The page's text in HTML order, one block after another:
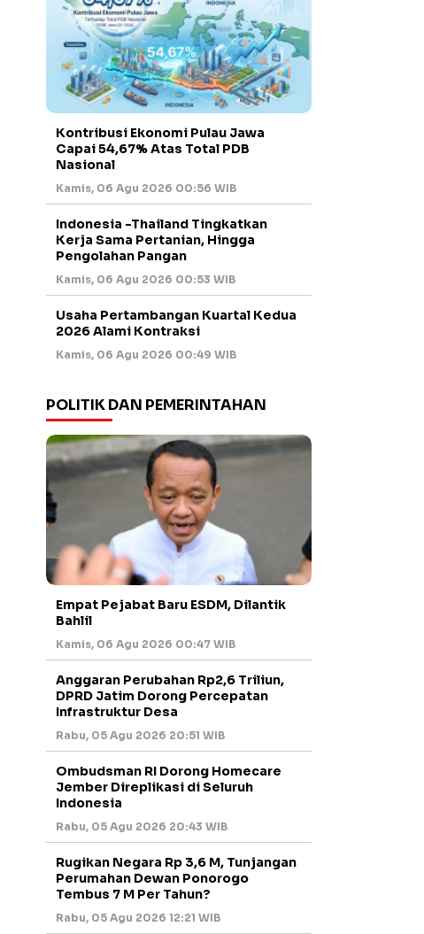
Kontribusi Ekonomi Pulau Jawa
Capai 54,67% Atas Total PDB
Nasional
Kamis, 06 Agu 2026 00:56 WIB
Indonesia -Thailand Tingkatkan
Kerja Sama Pertanian, Hingga
Pengolahan Pangan
Kamis, 06 Agu 2026 00:53 WIB
Usaha Pertambangan Kuartal Kedua
2026 Alami Kontraksi
Kamis, 06 Agu 2026 00:49 WIB
POLITIK DAN PEMERINTAHAN
Empat Pejabat Baru ESDM, Dilantik
Bahlil
Kamis, 06 Agu 2026 00:47 WIB
Anggaran Perubahan Rp2,6 Triliun,
DPRD Jatim Dorong Percepatan
Infrastruktur Desa
Rabu, 05 Agu 2026 20:51 WIB
Ombudsman RI Dorong Homecare
Jember Direplikasi di Seluruh
Indonesia
Rabu, 05 Agu 2026 20:43 WIB
Rugikan Negara Rp 3,6 M, Tunjangan
Perumahan Dewan Ponorogo
Tembus 7 M Per Tahun?
Rabu, 05 Agu 2026 12:21 WIB